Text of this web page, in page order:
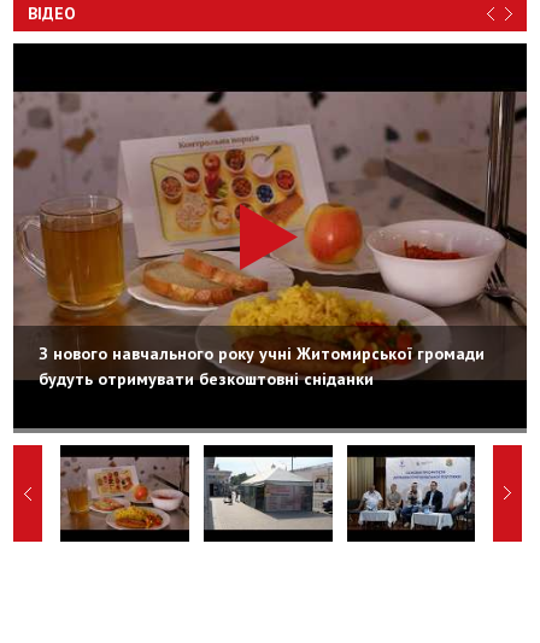
ВІДЕО
З нового навчального року учні Житомирської громади
будуть отримувати безкоштовні сніданки